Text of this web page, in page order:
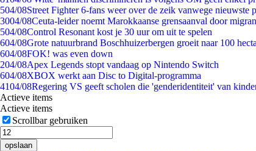
504/08Street Fighter 6-fans weer over de zeik vanwege nieuwste
3004/08Ceuta-leider noemt Marokkaanse grensaanval door
504/08Control Resonant kost je 30 uur om uit te spelen
604/08Grote natuurbrand Boschhuizerbergen groeit naar 100
604/08FOK! was even down
204/08Apex Legends stopt vandaag op Nintendo Switch
604/08XBOX werkt aan Disc to Digital-programma
4104/08Regering VS geeft scholen die 'genderidentiteit' van
Actieve items
Actieve items
Scrollbar gebruiken
opslaan